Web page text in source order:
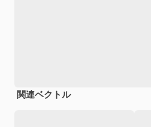
関連ベクトル